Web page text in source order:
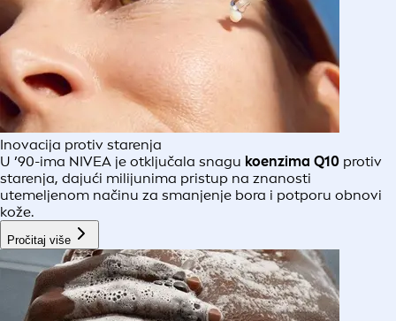
Inovacija protiv starenja
U ’90-ima NIVEA je otključala snagu koenzima Q10 protiv
starenja, dajući milijunima pristup na znanosti
utemeljenom načinu za smanjenje bora i potporu obnovi
kože.
Pročitaj više